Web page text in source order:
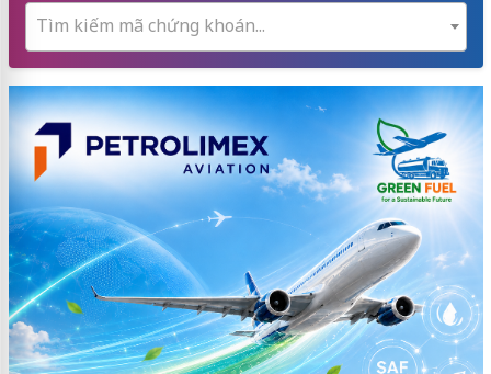
Tìm kiếm mã chứng khoán...